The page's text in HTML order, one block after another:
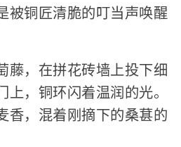
被铜匠清脆的叮当声唤醒
藤，在拼花砖墙上投下细
，铜环闪着温润的光。
香，混着刚摘下的桑葚的